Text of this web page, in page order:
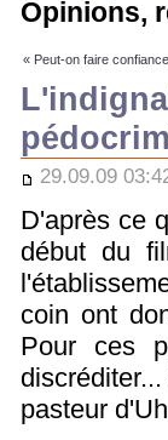
Opinions,
« Peut-on faire
29.09.09
D'après ce
début du
coin ont
Pour ces
pasteur